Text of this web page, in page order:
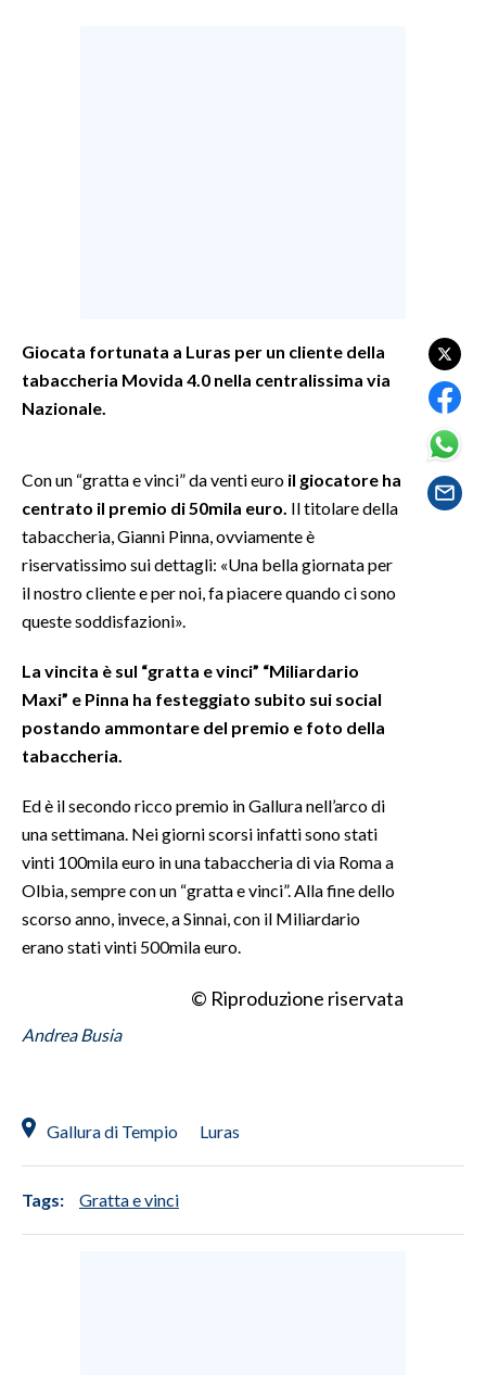
SARDEGNA TURISMO
NOTIZIE
EVENTI
3 MINUTI CON
INFO AZIENDE
NECROLOGI
STORE
Giocata fortunata a Luras per un cliente della
tabaccheria Movida 4.0 nella centralissima via
Nazionale.
Con un “gratta e vinci” da venti euro il giocatore ha
centrato il premio di 50mila euro. Il titolare della
tabaccheria, Gianni Pinna, ovviamente è
riservatissimo sui dettagli: «Una bella giornata per
il nostro cliente e per noi, fa piacere quando ci sono
queste soddisfazioni».
La vincita è sul “gratta e vinci” “Miliardario
Maxi” e Pinna ha festeggiato subito sui social
postando ammontare del premio e foto della
tabaccheria.
Ed è il secondo ricco premio in Gallura nell’arco di
una settimana. Nei giorni scorsi infatti sono stati
vinti 100mila euro in una tabaccheria di via Roma a
Olbia, sempre con un “gratta e vinci”. Alla fine dello
scorso anno, invece, a Sinnai, con il Miliardario
erano stati vinti 500mila euro.
© Riproduzione riservata
Andrea Busia
Gallura di Tempio Luras
Tags: Gratta e vinci